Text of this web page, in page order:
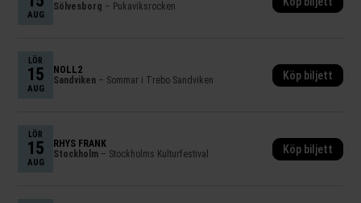
AUG
Sölvesborg – Pukaviksrocken
LÖR
15
AUG
NOLL2
Sandviken – Sommar i Trebo Sandviken Köp biljett
LÖR
15
AUG
RHYS FRANK
Stockholm – Stockholms Kulturfestival Köp biljett